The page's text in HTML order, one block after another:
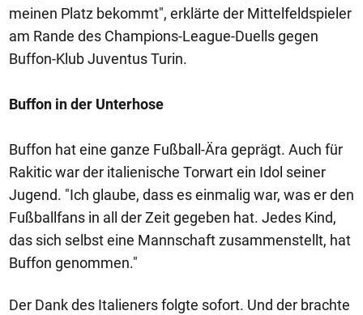
meinen Platz bekommt", erklärte der Mittelfeldspieler
am Rande des Champions-League-Duells gegen
Buffon-Klub Juventus Turin.
Buffon in der Unterhose
Buffon hat eine ganze Fußball-Ära geprägt. Auch für
Rakitic war der italienische Torwart ein Idol seiner
Jugend. "Ich glaube, dass es einmalig war, was er den
Fußballfans in all der Zeit gegeben hat. Jedes Kind,
das sich selbst eine Mannschaft zusammenstellt, hat
Buffon genommen."
Der Dank des Italieners folgte sofort. Und der brachte